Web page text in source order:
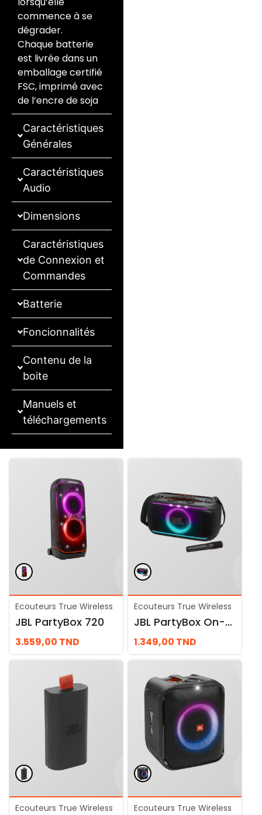
commence à se
dégrader.
Chaque batterie
est livrée dans un
emballage certifié
FSC, imprimé avec
de l’encre de soja
Caractéristiques
Générales
Caractéristiques
Audio
Dimensions
Caractéristiques
de Connexion et
Commandes
Batterie
Foncionnalités
Contenu de la
boite
Manuels et
téléchargements
Ecouteurs True Wireless
JBL PartyBox 720
3.559,00 TND
Ecouteurs True Wireless
JBL PartyBox On-the-Go 2
1.349,00 TND
Ecouteurs True Wireless Ecouteurs True Wireless